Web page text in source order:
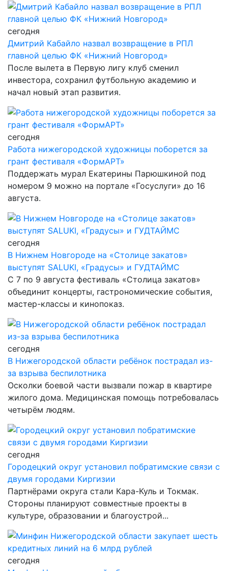
сегодня
Дмитрий Кабайло назвал возвращение в РПЛ
главной целью ФК «Нижний Новгород»
После вылета в Первую лигу клуб сменил
инвестора, сохранил футбольную академию и
начал новый этап развития.
сегодня
Работа нижегородской художницы поборется за
грант фестиваля «ФормАРТ»
Поддержать мурал Екатерины Парюшкиной под
номером 9 можно на портале «Госуслуги» до 16
августа.
сегодня
В Нижнем Новгороде на «Столице закатов»
выступят SALUKI, «Градусы» и ГУДТАЙМС
С 7 по 9 августа фестиваль «Столица закатов»
объединит концерты, гастрономические события,
мастер-классы и кинопоказ.
сегодня
В Нижегородской области ребёнок пострадал из-
за взрыва беспилотника
Осколки боевой части вызвали пожар в квартире
жилого дома. Медицинская помощь потребовалась
четырём людям.
сегодня
Городецкий округ установил побратимские связи с
двумя городами Киргизии
Партнёрами округа стали Кара-Куль и Токмак.
Стороны планируют совместные проекты в
культуре, образовании и благоустрой...
сегодня